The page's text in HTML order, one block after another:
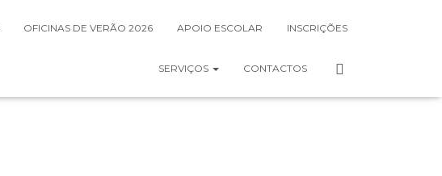
OFICINAS DE VERÃO 2026 APOIO ESCOLAR INSCRIÇÕES
SERVIÇOS CONTACTOS